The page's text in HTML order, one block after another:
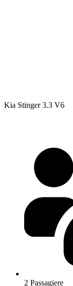
Kia Stinger 3.3 V6
2 Passagiere